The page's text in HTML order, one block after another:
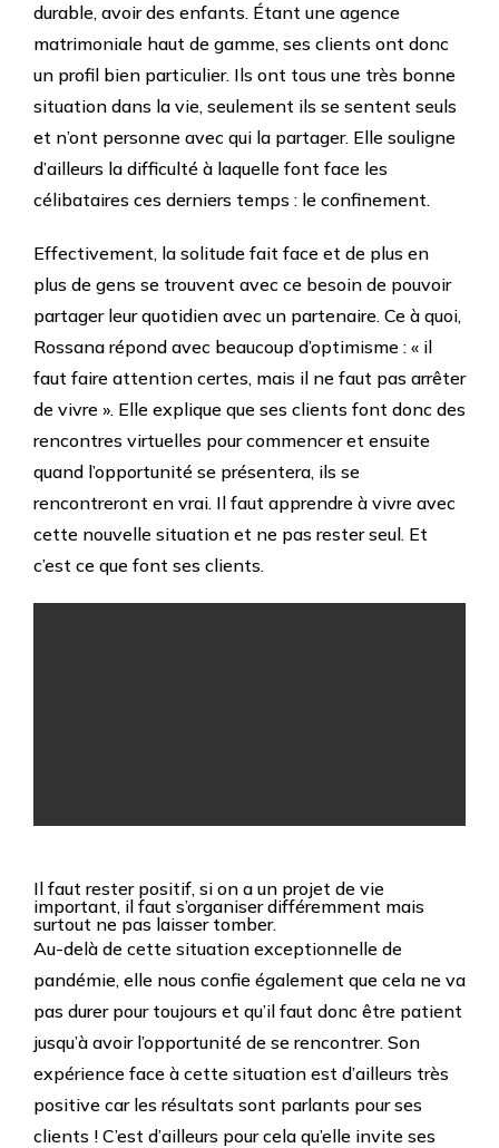
durable, avoir des enfants. Étant une agence
matrimoniale haut de gamme, ses clients ont donc
un profil bien particulier. Ils ont tous une très bonne
situation dans la vie, seulement ils se sentent seuls
et n’ont personne avec qui la partager. Elle souligne
d’ailleurs la difficulté à laquelle font face les
célibataires ces derniers temps : le confinement.
Effectivement, la solitude fait face et de plus en
plus de gens se trouvent avec ce besoin de pouvoir
partager leur quotidien avec un partenaire. Ce à quoi,
Rossana répond avec beaucoup d’optimisme : « il
faut faire attention certes, mais il ne faut pas arrêter
de vivre ». Elle explique que ses clients font donc des
rencontres virtuelles pour commencer et ensuite
quand l’opportunité se présentera, ils se
rencontreront en vrai. Il faut apprendre à vivre avec
cette nouvelle situation et ne pas rester seul. Et
c’est ce que font ses clients.
Il faut rester positif, si on a un projet de vie
important, il faut s’organiser différemment mais
surtout ne pas laisser tomber.
Au-delà de cette situation exceptionnelle de
pandémie, elle nous confie également que cela ne va
pas durer pour toujours et qu’il faut donc être patient
jusqu’à avoir l’opportunité de se rencontrer. Son
expérience face à cette situation est d’ailleurs très
positive car les résultats sont parlants pour ses
clients ! C’est d’ailleurs pour cela qu’elle invite ses